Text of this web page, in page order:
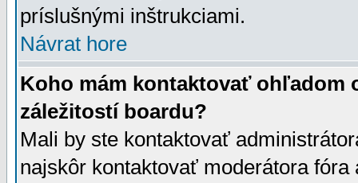
príslušnými inštrukciami.
Návrat hore
Koho mám kontaktovať ohľadom
záležitostí boardu?
Mali by ste kontaktovať
najskôr kontaktovať moderátora